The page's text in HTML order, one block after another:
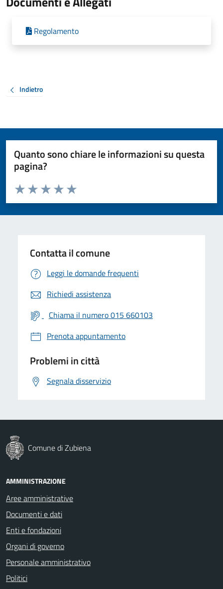
Regolamento
Indietro
Quanto sono chiare le informazioni su questa
pagina?
Valuta da 1 a 5 stelle la pagina
Valuta 5 stelle su 5
Valuta 4 stelle su 5
Valuta 3 stelle su 5
Valuta 2 stelle su 5
Valuta 1 stelle su 5
Contatta il comune
Leggi le domande frequenti
Richiedi assistenza
Chiama il numero 015 660103
Prenota appuntamento
Problemi in città
Segnala disservizio
Comune di Zubiena
AMMINISTRAZIONE
Aree amministrative
Documenti e dati
Enti e fondazioni
Organi di governo
Personale amministrativo
Politici